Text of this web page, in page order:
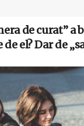
de curat”
el? Dar de